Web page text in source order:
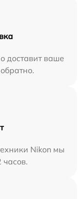
доставит ваше
Nikon мы
часов.